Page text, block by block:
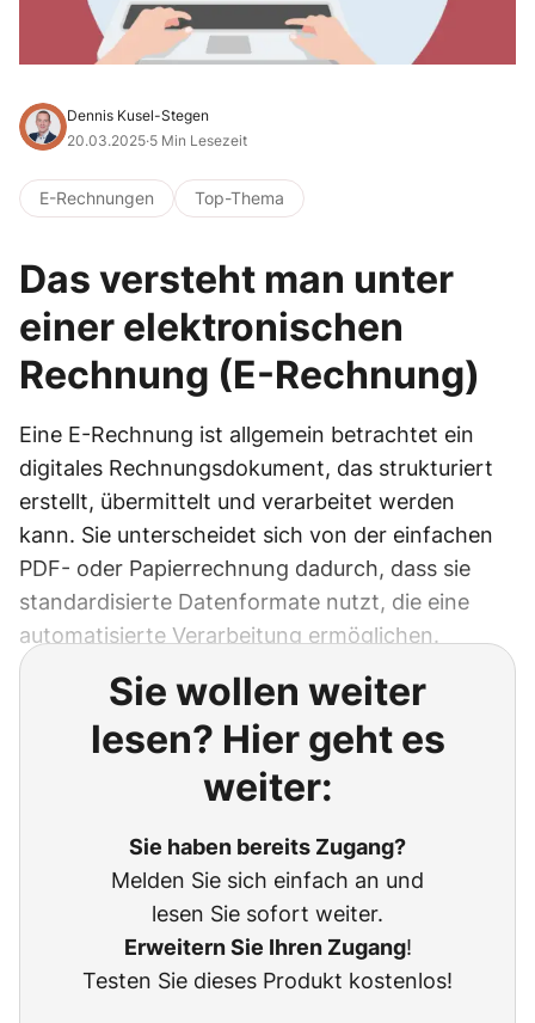
Dennis Kusel-Stegen
20.03.2025·5 Min Lesezeit
E-Rechnungen Top-Thema
Das versteht man unter
einer elektronischen
Rechnung (E-Rechnung)
Eine E-Rechnung ist allgemein betrachtet ein
digitales Rechnungsdokument, das strukturiert
erstellt, übermittelt und verarbeitet werden
kann. Sie unterscheidet sich von der einfachen
PDF- oder Papierrechnung dadurch, dass sie
standardisierte Datenformate nutzt, die eine
automatisierte Verarbeitung ermöglichen.
Sie wollen weiter
lesen? Hier geht es
weiter:
Sie haben bereits Zugang?
Melden Sie sich einfach an und
lesen Sie sofort weiter.
Erweitern Sie Ihren Zugang!
Testen Sie dieses Produkt kostenlos!